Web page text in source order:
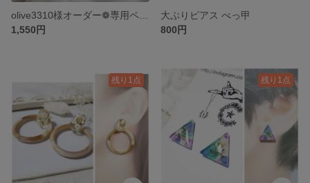
1,550円
大ぶりピアス べっ甲
800円
残り1点 残り1点